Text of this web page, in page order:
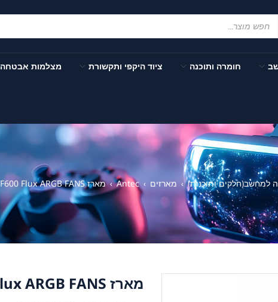
חומרה ותוכנה ציוד היקפי ותקשורת מצלמות אבטחה
למחשב(חלקים ותוכנות) › מארזים ›
Antec
› מארז ANTEC DF600 Flux ARGB FANS
מארז ANTEC DF600 Flux ARGB FANS